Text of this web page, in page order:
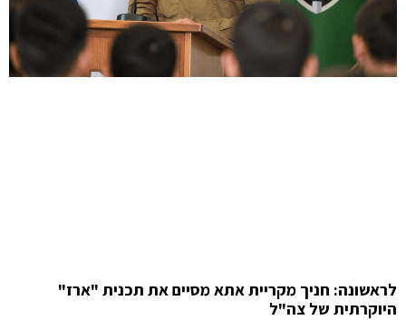
לראשונה: חניך מקריית אתא מסיים את תכנית "ארז"
היוקרתית של צה"ל